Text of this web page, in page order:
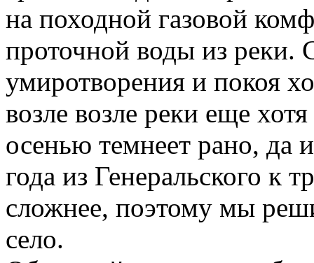
на походной газовой
проточной воды из реки.
умиротворения и покоя
возле возле реки еще
осенью темнеет рано, да
года из Генеральского к
сложнее, поэтому мы
село.